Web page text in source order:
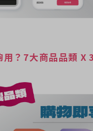
用？7大商品品類 X